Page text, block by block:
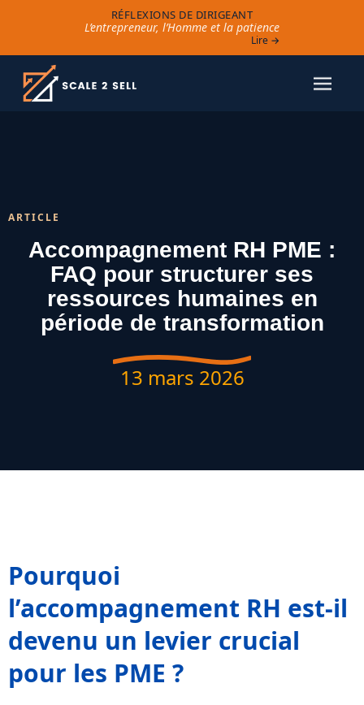
RÉFLEXIONS DE DIRIGEANT
L’entrepreneur, l’Homme et la patience
Lire →
ARTICLE
Accompagnement RH PME :
FAQ pour structurer ses
ressources humaines en
période de transformation
13 mars 2026
Pourquoi
l’accompagnement RH est-il
devenu un levier crucial
pour les PME ?